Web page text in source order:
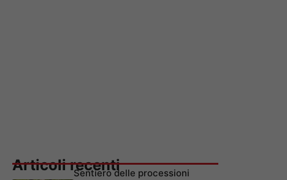
Articoli recentiSentiero delle processioni